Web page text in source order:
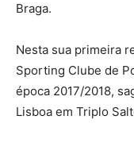
Braga.
Nesta sua primeira
Sporting Clube de
época 2017/2018,
Lisboa em Triplo